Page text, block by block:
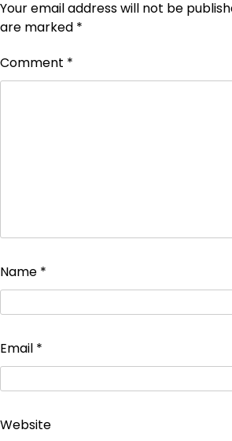
Your email address will not be
are marked *
Comment *
Name *
Email *
Website